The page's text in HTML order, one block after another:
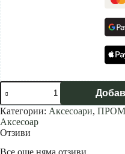
Категории: Аксесоари,
Аксесоар
Отзиви